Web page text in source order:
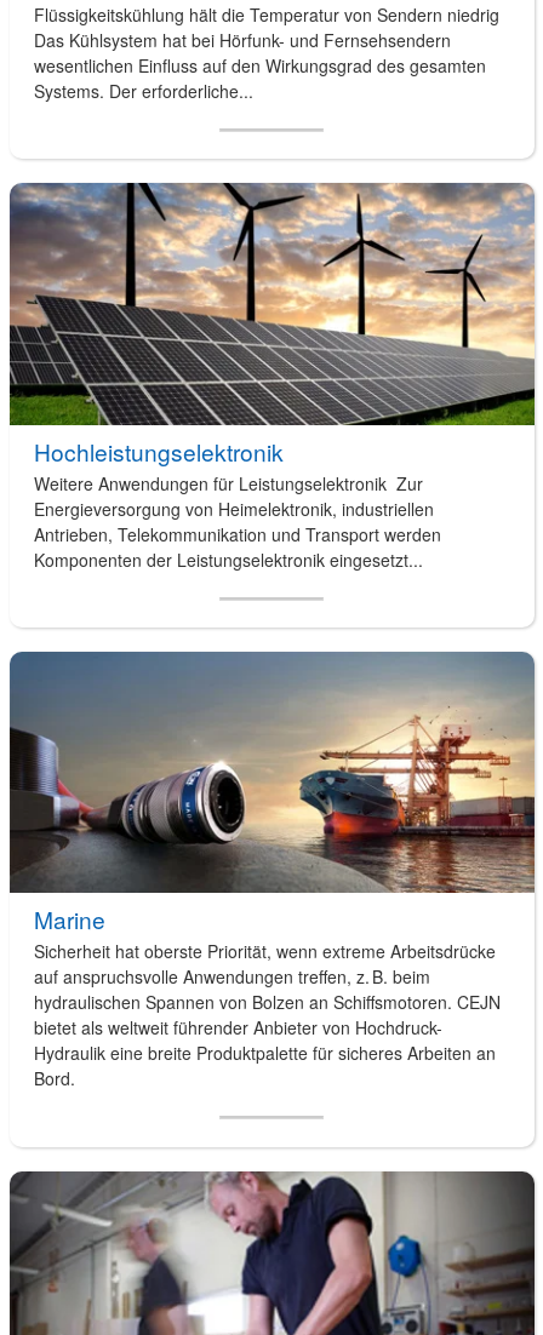
Flüssigkeitskühlung hält die Temperatur von Sendern niedrig
Das Kühlsystem hat bei Hörfunk- und Fernsehsendern
wesentlichen Einfluss auf den Wirkungsgrad des gesamten
Systems. Der erforderliche...
Hochleistungselektronik
Weitere Anwendungen für Leistungselektronik Zur
Energieversorgung von Heimelektronik, industriellen
Antrieben, Telekommunikation und Transport werden
Komponenten der Leistungselektronik eingesetzt...
Marine
Sicherheit hat oberste Priorität, wenn extreme Arbeitsdrücke
auf anspruchsvolle Anwendungen treffen, z. B. beim
hydraulischen Spannen von Bolzen an Schiffsmotoren. CEJN
bietet als weltweit führender Anbieter von Hochdruck-
Hydraulik eine breite Produktpalette für sicheres Arbeiten an
Bord.